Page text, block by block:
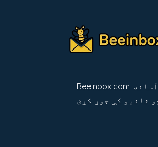
BeeInbox.com وړیا، چټک او آسانه temp mail، edu email خدمت چمتو کوي چې ستاسو محرمیت ساتي او له سپیم څخه مخنیوی کوي. خپل